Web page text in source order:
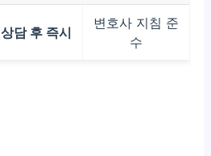
상담 후 즉시
변호사 지침 준
수